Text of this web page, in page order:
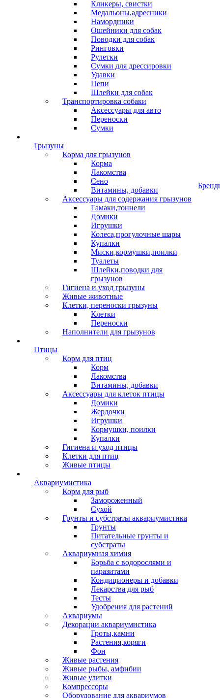
Кликеры, свистки
Медальоны,адресники
Намордники
Ошейники для собак
Поводки для собак
Ринговки
Рулетки
Сумки для дрессировки
Удавки
Цепи
Шлейки для собак
Транспортировка собаки
Аксессуары для авто
Переноски
Сумки
Грызуны
Корма для грызунов
Корма
Лакомства
Сено
Витамины, добавки
Аксессуары для содержания грызунов
Гамаки,тоннели
Домики
Игрушки
Колеса,прогулочные шары
Купалки
Миски,кормушки,поилки
Туалеты
Шлейки,поводки для
грызунов
Гигиена и уход грызуны
Живые животные
Клетки, переноски грызуны
Клетки
Переноски
Наполнители для грызунов
Птицы
Корм для птиц
Корм
Лакомства
Витамины, добавки
Аксессуары для клеток птицы
Домики
Жердочки
Игрушки
Кормушки, поилки
Купалки
Гигиена и уход птицы
Клетки для птиц
Живые птицы
Аквариумистика
Корм для рыб
Замороженный
Сухой
Грунты и субстраты аквариумистика
Грунты
Питательные грунты и
субстраты
Аквариумная химия
Борьба с водорослями и
паразитами
Кондиционеры и добавки
Лекарства для рыб
Тесты
Удобрения для растений
Аквариумы
Декорации аквариумистика
Гроты,камни
Растения,коряги
Фон
Живые растения
Живые рыбы, амфибии
Живые улитки
Компрессоры
Оборудование для аквариумов